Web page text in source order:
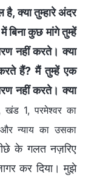
क्या तुम्‍हारे अंदर
बिना कुछ मांगे तुम्‍हें
नहीं करते। क्या
हैं? मैं तुम्‍हें एक
नहीं करते। क्या
खंड 1, परमेश्वर का
न्याय का उसका
के गलत नज़रिए
कर दिया। मुझे